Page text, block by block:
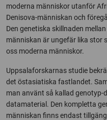
moderna människor utanför
Denisova-människan och
Den genetiska skillnaden
människan är ungefär lika stor
oss moderna människor.
Uppsalaforskarnas studie
det östasiatiska fastlandet.
man använt så kallad
datamaterial. Den kompletta
människan finns endast